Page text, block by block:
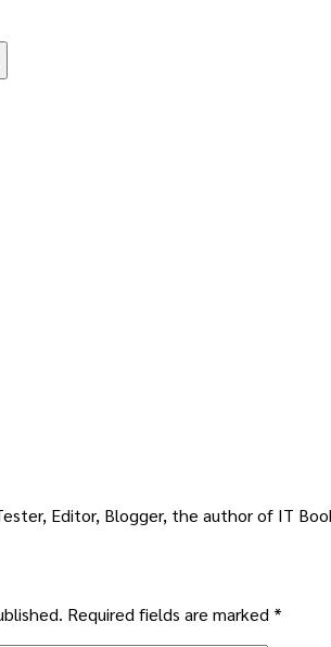
Editor, Blogger, the author of IT
Required fields are marked *